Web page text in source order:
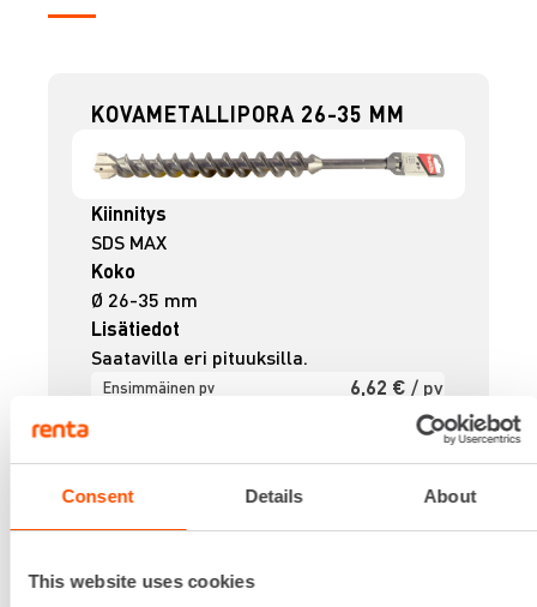
Consent Details About
This website uses cookies
KOVAMETALLIPORA 26-35 MM
Kiinnitys
SDS MAX
Koko
Ø 26-35 mm
Lisätiedot
Saatavilla eri pituuksilla.
Ensimmäinen pv 6,62 € / pv
/ pv